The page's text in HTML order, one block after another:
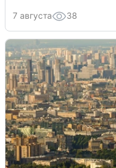
7 августа 38